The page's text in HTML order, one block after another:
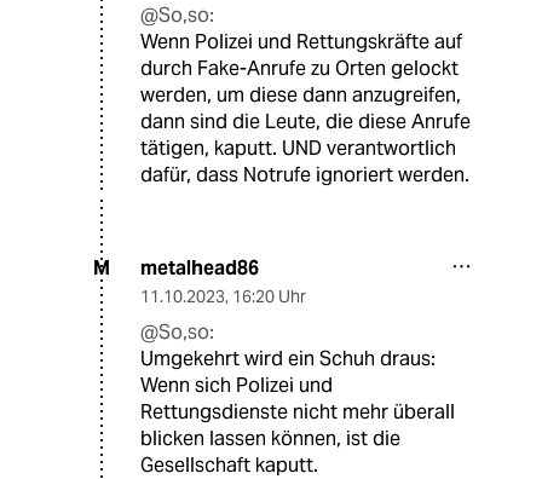
@So,so:
Wenn Polizei und Rettungskräfte auf
durch Fake-Anrufe zu Orten gelockt
werden, um diese dann anzugreifen,
dann sind die Leute, die diese Anrufe
tätigen, kaputt. UND verantwortlich
dafür, dass Notrufe ignoriert werden.
M metalhead86
11.10.2023, 16:20 Uhr
@So,so:
Umgekehrt wird ein Schuh draus:
Wenn sich Polizei und
Rettungsdienste nicht mehr überall
blicken lassen können, ist die
Gesellschaft kaputt.